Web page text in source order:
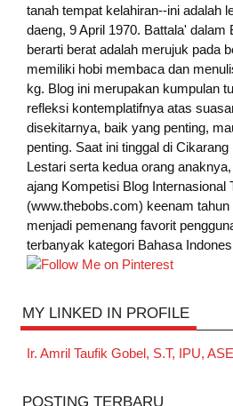
tanah tempat kelahiran--ini adalah
daeng, 9 April 1970. Battala'
berarti berat adalah merujuk pada
memiliki hobi membaca dan
kg. Blog ini merupakan kumpulan
refleksi kontemplatifnya atas
disekitarnya, baik yang penting,
penting. Saat ini tinggal di
Lestari serta kedua orang
ajang Kompetisi Blog Internasional
(www.thebobs.com) keenam
menjadi pemenang favorit
terbanyak kategori Bahasa
MY LINKED IN PROFILE
Ir. Amril Taufik Gobel, S.T, IPU,
POSTING TERBARU